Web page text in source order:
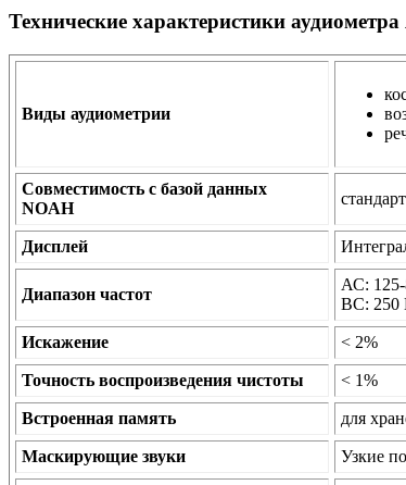
Технические характеристики
Виды аудиометрии
Совместимость с базой данных
NOAH
стандарт
Дисплей
Диапазон частот
АС:
ВС: 250
Искажение < 2%
Точность воспроизведения чистоты < 1%
Встроенная память для
Маскирующие звуки Узкие